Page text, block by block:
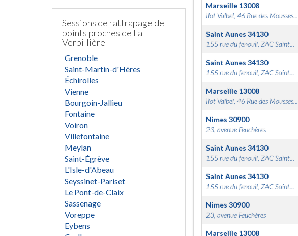
Sessions de rattrapage de
points proches de La
Verpillière
Grenoble
Saint-Martin-d'Hères
Échirolles
Vienne
Bourgoin-Jallieu
Fontaine
Voiron
Villefontaine
Meylan
Saint-Égrève
L'Isle-d'Abeau
Seyssinet-Pariset
Le Pont-de-Claix
Sassenage
Voreppe
Eybens
Marseille 13008
Ilot Valbel, 46 Rue des Mousses...
Saint Aunes 34130
155 rue du fenouil, ZAC Saint...
Saint Aunes 34130
155 rue du fenouil, ZAC Saint...
Marseille 13008
Ilot Valbel, 46 Rue des Mousses...
Nimes 30900
23, avenue Feuchères
Saint Aunes 34130
155 rue du fenouil, ZAC Saint...
Saint Aunes 34130
155 rue du fenouil, ZAC Saint...
Nimes 30900
23, avenue Feuchères
Marseille 13008